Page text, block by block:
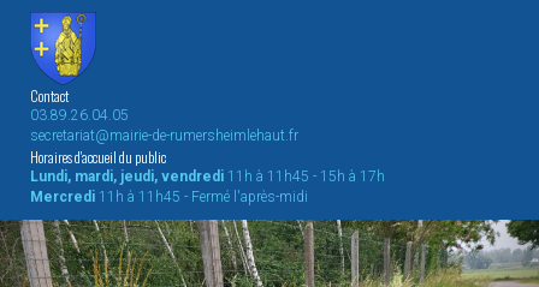
Contact
03.89.26.04.05
secretariat@mairie-de-rumersheimlehaut.fr
Horaires d'accueil du public
Lundi, mardi, jeudi, vendredi 11h à 11h45 - 15h à 17h
Mercredi 11h à 11h45 - Fermé l'après-midi
Previous